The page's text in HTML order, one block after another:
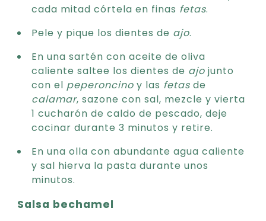
cada mitad córtela en finas fetas.
Pele y pique los dientes de ajo.
En una sartén con aceite de oliva
caliente saltee los dientes de ajo junto
con el peperoncino y las fetas de
calamar, sazone con sal, mezcle y vierta
1 cucharón de caldo de pescado, deje
cocinar durante 3 minutos y retire.
En una olla con abundante agua caliente
y sal hierva la pasta durante unos
minutos.
Salsa bechamel